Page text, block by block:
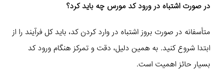
در صورت اشتباه در ورود کد مورس چه باید کرد؟
متأسفانه در صورت بروز اشتباه در وارد کردن کد، باید کل فرآیند را از
ابتدا شروع کنید. به همین دلیل، دقت و تمرکز هنگام ورود کد
بسیار حائز اهمیت است.